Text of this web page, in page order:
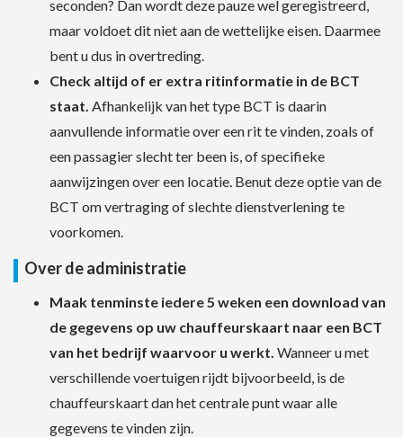
seconden? Dan wordt deze pauze wel geregistreerd,
maar voldoet dit niet aan de wettelijke eisen. Daarmee
bent u dus in overtreding.
Check altijd of er extra ritinformatie in de BCT
staat. Afhankelijk van het type BCT is daarin
aanvullende informatie over een rit te vinden, zoals of
een passagier slecht ter been is, of specifieke
aanwijzingen over een locatie. Benut deze optie van de
BCT om vertraging of slechte dienstverlening te
voorkomen.
Over de administratie
Maak tenminste iedere 5 weken een download van
de gegevens op uw chauffeurskaart naar een BCT
van het bedrijf waarvoor u werkt. Wanneer u met
verschillende voertuigen rijdt bijvoorbeeld, is de
chauffeurskaart dan het centrale punt waar alle
gegevens te vinden zijn.